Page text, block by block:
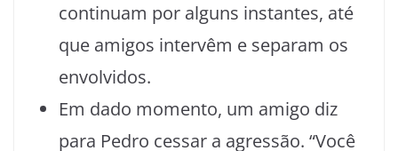
continuam por alguns instantes, até
que amigos intervêm e separam os
envolvidos.
Em dado momento, um amigo diz
para Pedro cessar a agressão. “Você